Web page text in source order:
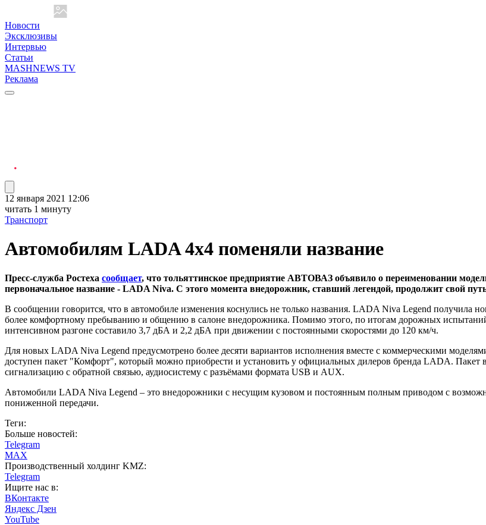
Новости
Эксклюзивы
Интервью
Статьи
MASHNEWS TV
Реклама
12 января 2021 12:06
читать 1 минуту
Транспорт
Автомобилям LADA 4x4 поменяли название
Пресс-служба Ростеха сообщает, что тольяттинское предприятие АВТОВАЗ объявило о переименовании
первоначальное название - LADA Niva. С этого момента внедорожник, ставший легендой, продолжит свой
В сообщении говорится, что в автомобиле изменения коснулись не только названия. LADA Niva Legend получила
более комфортному пребыванию и общению в салоне внедорожника. Помимо этого, по итогам дорожных
интенсивном разгоне составило 3,7 дБА и 2,2 дБА при движении с постоянными скоростями до 120 км/ч.
Для новых LADA Niva Legend предусмотрено более десяти вариантов исполнения вместе с коммерческими
доступен пакет "Комфорт", который можно приобрести и установить у официальных дилеров бренда LADA. Пакет
сигнализацию с обратной связью, аудиосистему с разъёмами формата USB и AUX.
Автомобили LADA Niva Legend – это внедорожники с несущим кузовом и постоянным полным приводом с
пониженной передачи.
Теги:
Больше новостей:
Telegram
MAX
Производственный холдинг KMZ:
Telegram
Ищите нас в:
ВКонтакте
Яндекс Дзен
YouTube